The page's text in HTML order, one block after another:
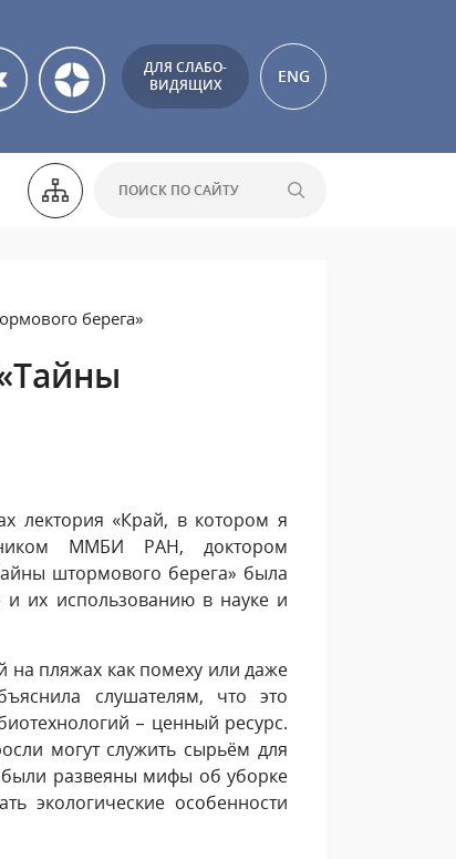
ДЛЯ СЛАБО-
ВИДЯЩИХ
ENG
берега»
лектория «Край, в котором я
ММБИ РАН, доктором
штормового берега» была
их использованию в науке и
на пляжах как помеху или даже
слушателям, что это
– ценный ресурс.
могут служить сырьём для
были развеяны мифы об уборке
экологические особенности